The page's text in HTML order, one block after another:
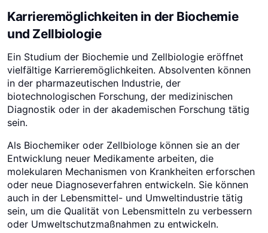
Karrieremöglichkeiten in der Biochemie
und Zellbiologie
Ein Studium der Biochemie und Zellbiologie eröffnet
vielfältige Karrieremöglichkeiten. Absolventen können
in der pharmazeutischen Industrie, der
biotechnologischen Forschung, der medizinischen
Diagnostik oder in der akademischen Forschung tätig
sein.
Als Biochemiker oder Zellbiologe können sie an der
Entwicklung neuer Medikamente arbeiten, die
molekularen Mechanismen von Krankheiten erforschen
oder neue Diagnoseverfahren entwickeln. Sie können
auch in der Lebensmittel- und Umweltindustrie tätig
sein, um die Qualität von Lebensmitteln zu verbessern
oder Umweltschutzmaßnahmen zu entwickeln.